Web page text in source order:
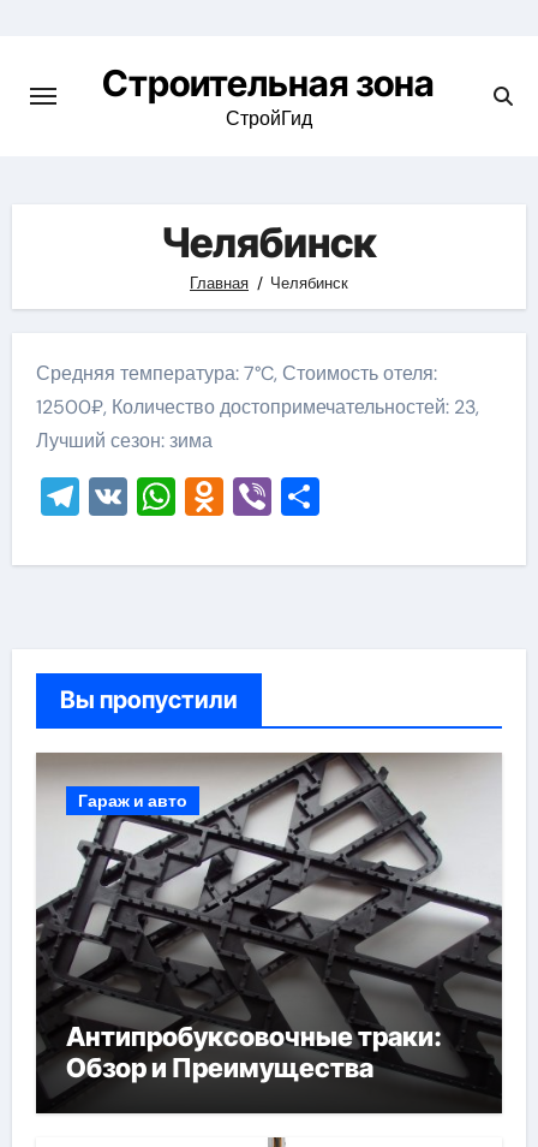
content
Строительная зона
СтройГид
Челябинск
Главная Челябинск
Средняя температура: 7°C, Стоимость отеля:
12500₽, Количество достопримечательностей: 23,
Лучший сезон: зима
Telegram
VKWhatsApp
Odnoklassniki
ViberОтправить
Вы пропустили
Гараж и авто
Антипробуксовочные траки:
Обзор и Преимущества